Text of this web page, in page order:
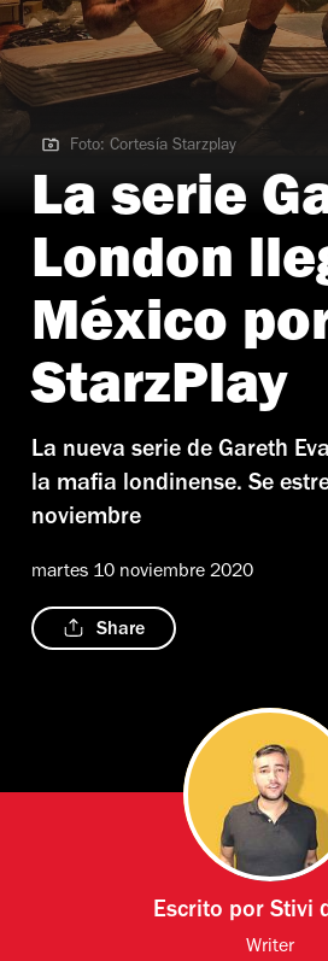
Foto: Cortesía Starzplay
Foto: Cortesía Starzplay
La serie
London
México
StarzPlay
La nueva serie de Gareth
la mafia londinense. Se
noviembre
martes 10 noviembre 2020
Share
Escrito porStivi
Writer